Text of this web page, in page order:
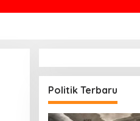
Politik Terbaru